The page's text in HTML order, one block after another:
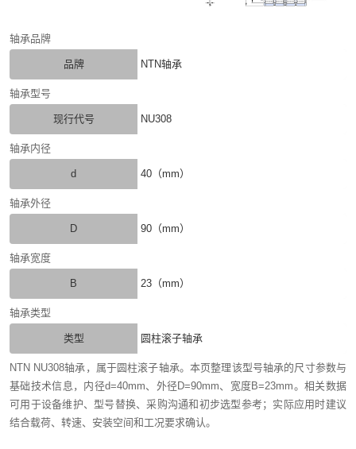
轴承品牌
品牌 NTN轴承
轴承型号
现行代号 NU308
轴承内径
d 40（mm）
轴承外径
D 90（mm）
轴承宽度
B 23（mm）
轴承类型
类型 圆柱滚子轴承
NTN NU308轴承，属于圆柱滚子轴承。本页整理该型号轴承的尺寸参数与
基础技术信息，内径d=40mm、外径D=90mm、宽度B=23mm。相关数据
可用于设备维护、型号替换、采购沟通和初步选型参考；实际应用时建议
结合载荷、转速、安装空间和工况要求确认。